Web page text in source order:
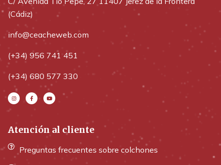
(Cádiz)
info@ceacheweb.com
(+34) 956 741 451
(+34) 680 577 330
Atención al cliente
Preguntas frecuentes sobre colchones